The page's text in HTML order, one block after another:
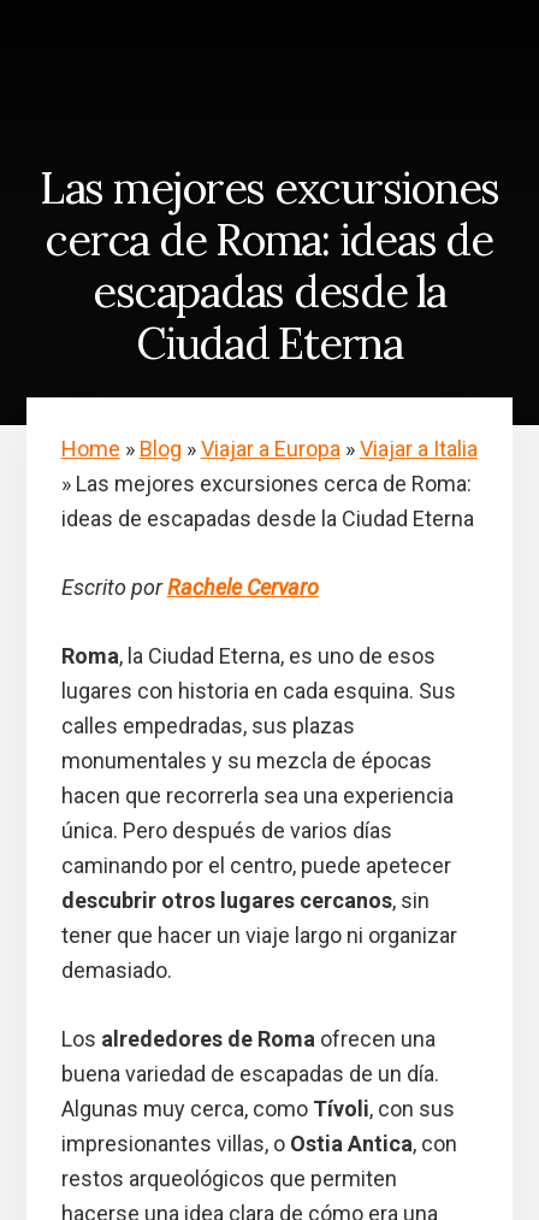
Las mejores excursiones
cerca de Roma: ideas de
escapadas desde la
Ciudad Eterna
Home » Blog »Viajar a Europa»Viajar a Italia
» Las mejores excursiones cerca de Roma:
ideas de escapadas desde la Ciudad Eterna
Escrito porRachele Cervaro
Roma, la Ciudad Eterna, es uno de esos
lugares con historia en cada esquina. Sus
calles empedradas, sus plazas
monumentales y su mezcla de épocas
hacen que recorrerla sea una experiencia
única. Pero después de varios días
caminando por el centro, puede apetecer
descubrir otros lugares cercanos, sin
tener que hacer un viaje largo ni organizar
demasiado.
Los alrededores de Romaofrecen una
buena variedad de escapadas de un día.
Algunas muy cerca, como Tívoli, con sus
impresionantes villas, o Ostia Antica, con
restos arqueológicos que permiten
hacerse una idea clara de cómo era una